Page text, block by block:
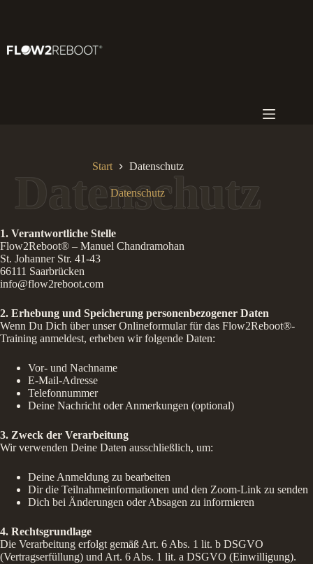
Start Datenschutz
Datenschutz
1. Verantwortliche Stelle
Flow2Reboot® – Manuel Chandramohan
St. Johanner Str. 41-43
66111 Saarbrücken
info@flow2reboot.com
2. Erhebung und Speicherung personenbezogener Daten
Wenn Du Dich über unser Onlineformular für das Flow2Reboot®-
Training anmeldest, erheben wir folgende Daten:
Vor- und Nachname
E-Mail-Adresse
Telefonnummer
Deine Nachricht oder Anmerkungen (optional)
3. Zweck der Verarbeitung
Wir verwenden Deine Daten ausschließlich, um:
Deine Anmeldung zu bearbeiten
Dir die Teilnahmeinformationen und den Zoom-Link zu senden
Dich bei Änderungen oder Absagen zu informieren
4. Rechtsgrundlage
Die Verarbeitung erfolgt gemäß Art. 6 Abs. 1 lit. b DSGVO
(Vertragserfüllung) und Art. 6 Abs. 1 lit. a DSGVO (Einwilligung).